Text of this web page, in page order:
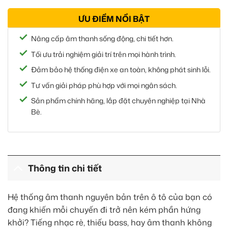
ƯU ĐIỂM NỔI BẬT
Nâng cấp âm thanh sống động, chi tiết hơn.
Tối ưu trải nghiệm giải trí trên mọi hành trình.
Đảm bảo hệ thống điện xe an toàn, không phát sinh lỗi.
Tư vấn giải pháp phù hợp với mọi ngân sách.
Sản phẩm chính hãng, lắp đặt chuyên nghiệp tại Nhà
Bè.
Thông tin chi tiết
Hệ thống âm thanh nguyên bản trên ô tô của bạn có
đang khiến mỗi chuyến đi trở nên kém phần hứng
khởi? Tiếng nhạc rè, thiếu bass, hay âm thanh không